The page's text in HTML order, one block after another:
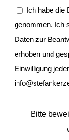
Ich habe die
genommen. Ich
Daten zur
erhoben und
Einwil­ligung
Bitte